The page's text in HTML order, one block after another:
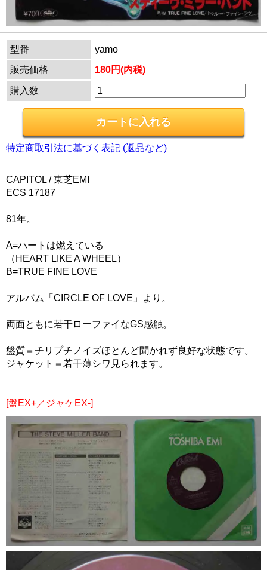
型番
yamo
販売価格
180円(内税)
購入数
特定商取引法に基づく表記 (返品など)
CAPITOL / 東芝EMI
ECS 17187
81年。
A=ハートは燃えている
（HEART LIKE A WHEEL）
B=TRUE FINE LOVE
アルバム「CIRCLE OF LOVE」より。
両面ともに若干ローファイなGS感触。
盤質＝チリプチノイズほとんど聞かれず良好な状態です。
ジャケット＝若干薄シワ見られます。
[盤EX+／ジャケEX-]